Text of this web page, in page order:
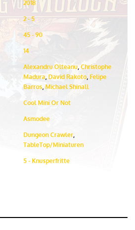
2018
2 - 5
45 - 90
14
Alexandru Olteanu, Christophe
Madura, David Rakoto, Felipe
Barros, Michael Shinall
Cool Mini Or Not
Asmodee
Dungeon Crawler,
TableTop/Miniaturen
5 - Knusperfritte